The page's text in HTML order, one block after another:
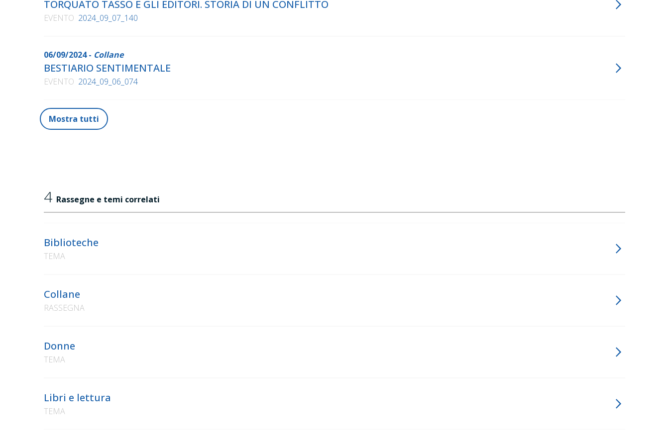
TORQUATO TASSO E GLI EDITORI. STORIA DI UN CONFLITTO
EVENTO 2024_09_07_140
06/09/2024 - Collane
BESTIARIO SENTIMENTALE
EVENTO 2024_09_06_074
Mostra tutti
4 Rassegne e temi correlati
Biblioteche
TEMA
Collane
RASSEGNA
Donne
TEMA
Libri e lettura
TEMA